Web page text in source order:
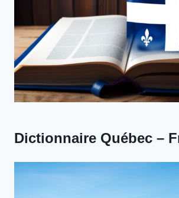
Dictionnaire Québec –